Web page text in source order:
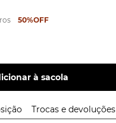
50%OFF
à sacola
Trocas e devoluções